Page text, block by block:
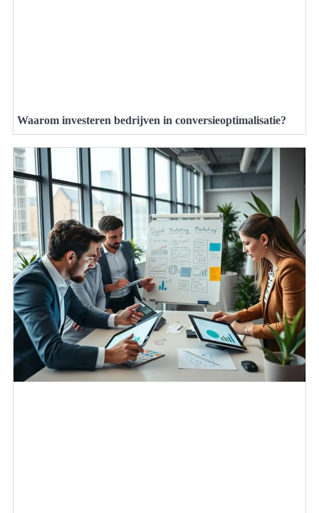
Waarom investeren bedrijven in conversieoptimalisatie?